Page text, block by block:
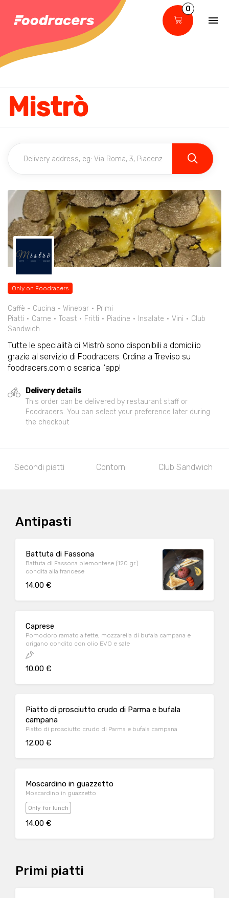
0
Mistrò
Only on Foodracers
Caffè - Cucina - Winebar
Primi
Piatti
Carne Toast Fritti Piadine Insalate Vini
Club
Sandwich
Tutte le specialità di Mistrò sono disponibili a domicilio
grazie al servizio di Foodracers. Ordina a Treviso su
foodracers.com o scarica l'app!
Delivery details
This order can be delivered by restaurant staff or
Foodracers. You can select your preference later during
the checkout
Secondi piatti Contorni Club Sandwich
Antipasti
Battuta di Fassona
Battuta di Fassona piemontese (120 gr.)
condita alla francese
14.00 €
Caprese
Pomodoro ramato a fette, mozzarella di bufala campana e
origano condito con olio EVO e sale
10.00 €
Piatto di prosciutto crudo di Parma e bufala
campana
Piatto di prosciutto crudo di Parma e bufala campana
12.00 €
Moscardino in guazzetto
Moscardino in guazzetto
Only for lunch
14.00 €
Primi piatti